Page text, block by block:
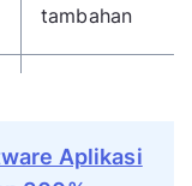
tambahan
Aplikasi